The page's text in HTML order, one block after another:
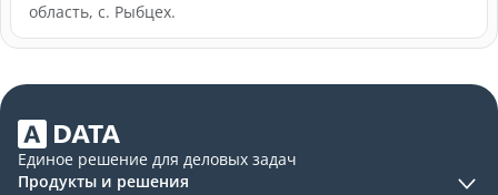
область, с. Рыбцех.
Единое решение для деловых задач
Продукты и решения